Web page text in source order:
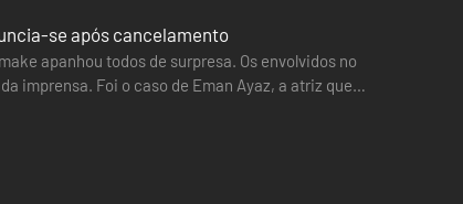
se após cancelamento
apanhou todos de surpresa. Os envolvidos no
imprensa. Foi o caso de Eman Ayaz, a atriz que